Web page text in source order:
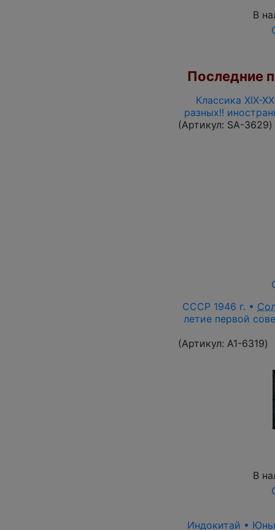
В
Последние
Классика XIX-
разных!!
(Артикул: SA-3629)
СССР 1946 г. •
летие первой
(Артикул: A1-6319)
В
Индокитай •